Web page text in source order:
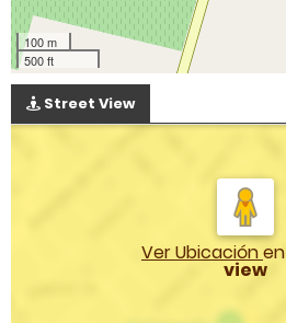
100 m
500 ft
Street View
Ver Ubicaciónen
view